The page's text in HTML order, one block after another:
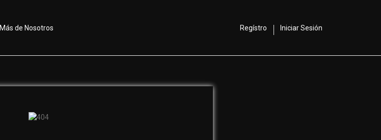
Más de Nosotros Regístro Iniciar Sesión